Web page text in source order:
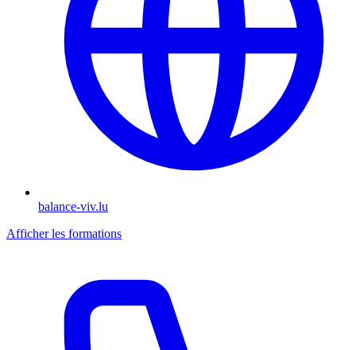
balance-viv.lu
Afficher les formations